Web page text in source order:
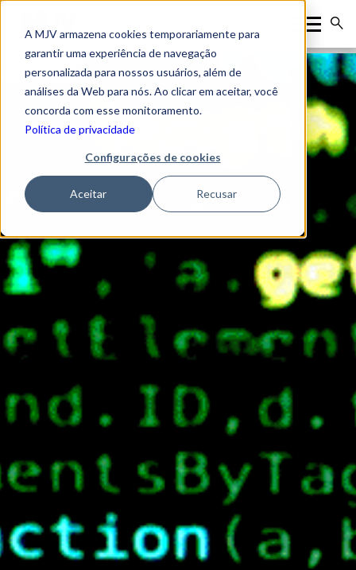
A MJV armazena cookies temporariamente para
garantir uma experiência de navegação
personalizada para nossos usuários, além de
análises da Web para nós. Ao clicar em aceitar, você
concorda com esse monitoramento.
Política de privacidade
Configurações de cookies
Aceitar Recusar